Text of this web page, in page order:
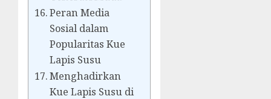
Peran Media
Sosial dalam
Popularitas Kue
Lapis Susu
Menghadirkan
Kue Lapis Susu di